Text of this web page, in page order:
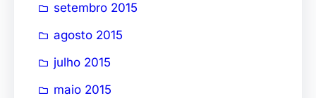
setembro 2015
agosto 2015
julho 2015
maio 2015